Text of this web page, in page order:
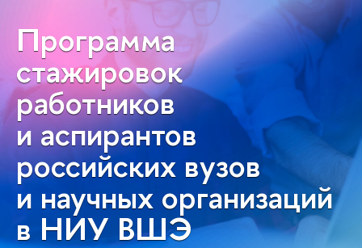
Программа
стажировок
работников
и аспирантов
российских вузов
и научных организаций
в НИУ ВШЭ